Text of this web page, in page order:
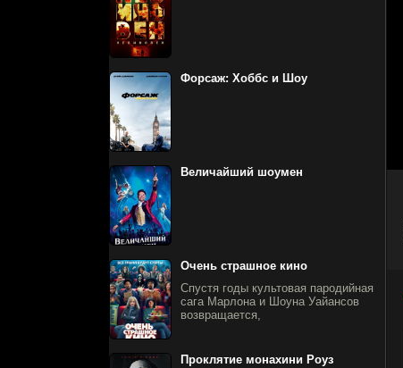
Форсаж: Хоббс и Шоу
Величайший шоумен
Очень страшное кино
Спустя годы культовая пародийная
сага Марлона и Шоуна Уайансов
возвращается,
Проклятие монахини Роуз